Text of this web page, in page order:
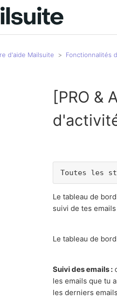
d'aide Mailsuite Fonctionnalités
[PRO &
Toutes les
Le tableau de
suivi de tes
Le tableau de
Suivi des emails :
les emails que tu
les derniers